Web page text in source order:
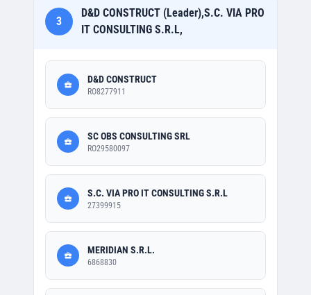
3
D&D CONSTRUCT (Leader),S.C. VIA PRO
IT CONSULTING S.R.L,
D&D CONSTRUCT
RO8277911
SC OBS CONSULTING SRL
RO29580097
S.C. VIA PRO IT CONSULTING S.R.L
27399915
MERIDIAN S.R.L.
6868830